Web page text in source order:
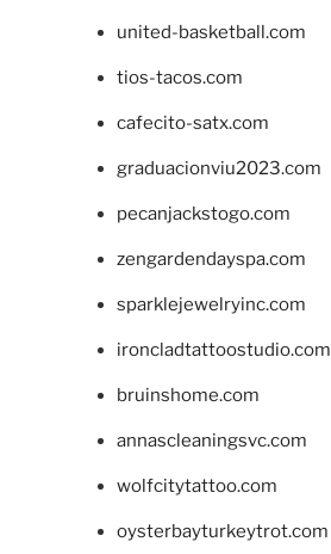
united-basketball.com
tios-tacos.com
cafecito-satx.com
graduacionviu2023.com
pecanjackstogo.com
zengardendayspa.com
sparklejewelryinc.com
ironcladtattoostudio.com
bruinshome.com
annascleaningsvc.com
wolfcitytattoo.com
oysterbayturkeytrot.com